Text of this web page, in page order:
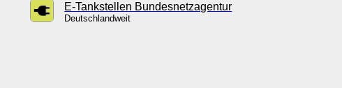
E-Tankstellen Bundesnetzagentur
Deutschlandweit